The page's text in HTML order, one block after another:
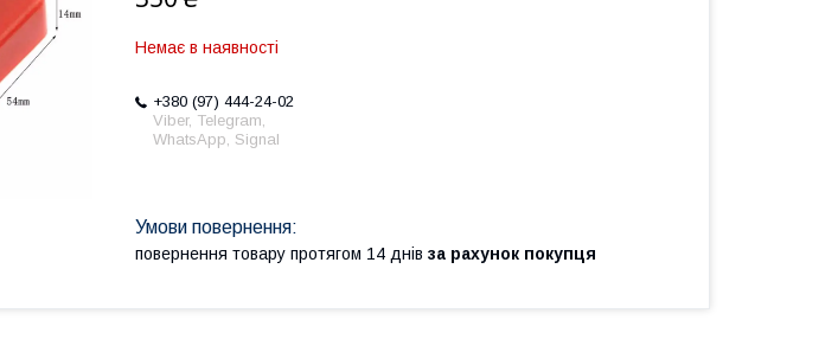
Немає в наявності
+380 (97) 444-24-02
Viber, Telegram,
WhatsApp, Signal
повернення товару протягом 14 днів за рахунок покупця